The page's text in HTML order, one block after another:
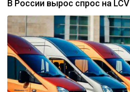
В России вырос спрос на LCV